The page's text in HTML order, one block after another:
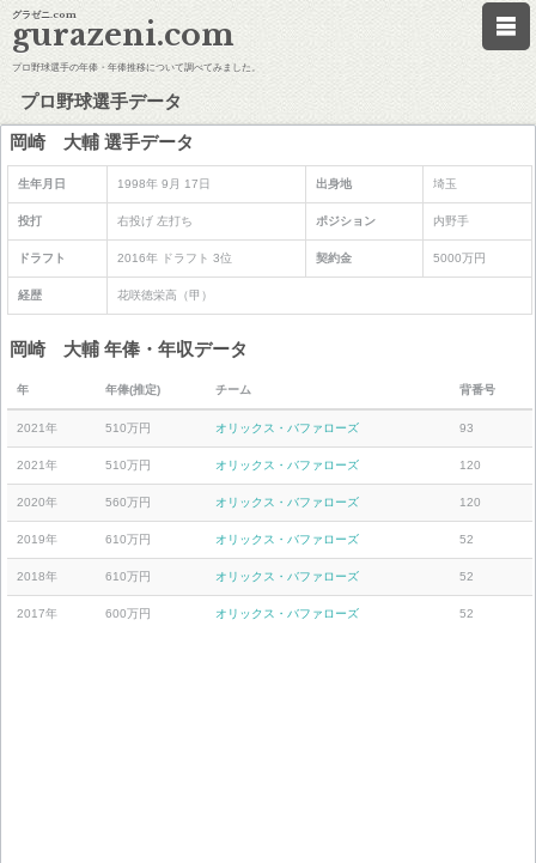
グラゼニ.com
gurazeni.com
プロ野球選手の年俸・年俸推移について調べてみました。
プロ野球選手データ
岡崎 大輔 選手データ
生年月日 1998年 9月 17日 出身地 埼玉
投打 右投げ 左打ち ポジション 内野手
ドラフト 2016年 ドラフト 3位 契約金 5000万円
経歴 花咲徳栄高（甲）
岡崎 大輔 年俸・年収データ
年 年俸(推定) チーム 背番号
2021年 510万円 オリックス・バファローズ 93
2021年 510万円 オリックス・バファローズ 120
2020年 560万円 オリックス・バファローズ 120
2019年 610万円 オリックス・バファローズ 52
2018年 610万円 オリックス・バファローズ 52
2017年 600万円 オリックス・バファローズ 52